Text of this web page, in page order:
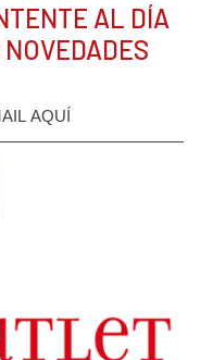
AL DÍA